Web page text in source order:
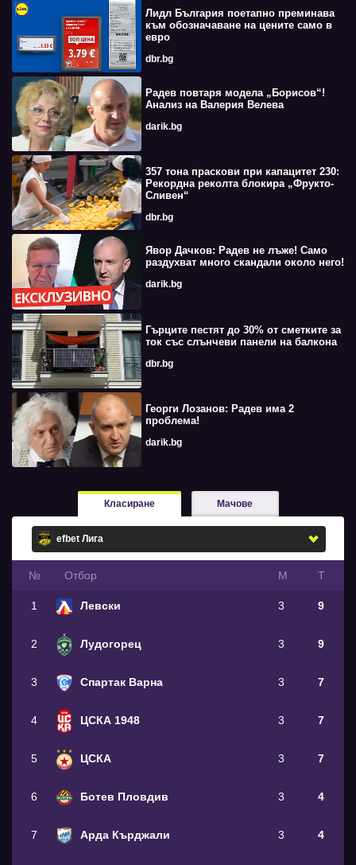
Лидл България поетапно преминава
към обозначаване на цените само в
евро
dbr.bg
Радев повтаря модела „Борисов“!
Анализ на Валерия Велева
darik.bg
357 тона праскови при капацитет 230:
Рекордна реколта блокира „Фрукто-
Сливен“
dbr.bg
Явор Дачков: Радев не лъже! Само
раздухват много скандали около него!
darik.bg
Гърците пестят до 30% от сметките за
ток със слънчеви панели на балкона
dbr.bg
Георги Лозанов: Радев има 2
проблема!
darik.bg
Класиране Мачове
№ Oтбор М Т
1 Левски 3 9
2 Лудогорец 3 9
3 Спартак Варна 3 7
4 ЦСКА 1948 3 7
5 ЦСКА 3 7
6 Ботев Пловдив 3 4
7 Арда Кърджали 3 4